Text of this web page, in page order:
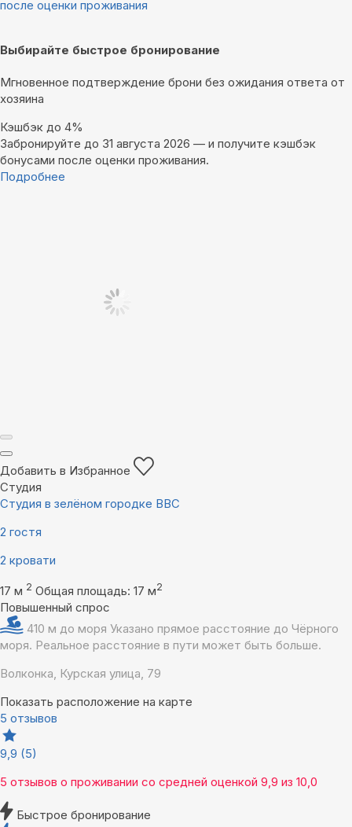
после оценки проживания
Выбирайте быстрое бронирование
Мгновенное подтверждение брони без ожидания ответа от
хозяина
Кэшбэк до 4%
Забронируйте до 31 августа 2026 — и получите кэшбэк
бонусами после оценки проживания.
Подробнее
Добавить в Избранное
Студия
Студия в зелёном городке ВВС
2 гостя
2 кровати
17 м 2 Общая площадь: 17 м2
Повышенный спрос
410 м до моря Указано прямое расстояние до Чёрного
моря. Реальное расстояние в пути может быть больше.
Волконка, Курская улица, 79
Показать расположение на карте
5 отзывов
9,9 (5)
5 отзывов о проживании со средней оценкой 9,9 из 10,0
Быстрое бронирование